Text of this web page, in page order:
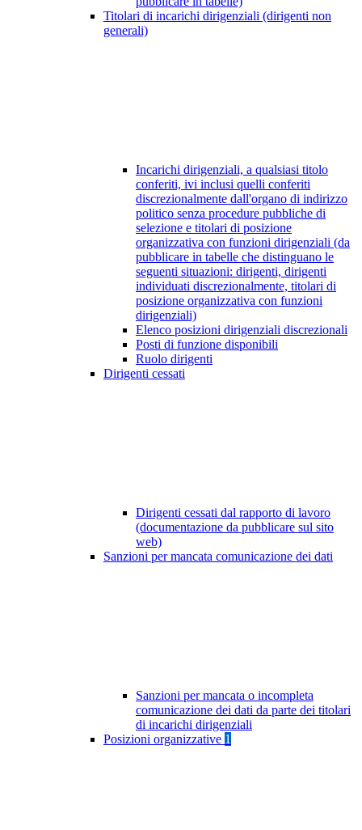
Titolari di incarichi dirigenziali (dirigenti non
generali)
Incarichi dirigenziali, a qualsiasi titolo
conferiti, ivi inclusi quelli conferiti
discrezionalmente dall'organo di indirizzo
politico senza procedure pubbliche di
selezione e titolari di posizione
organizzativa con funzioni dirigenziali (da
pubblicare in tabelle che distinguano le
seguenti situazioni: dirigenti, dirigenti
individuati discrezionalmente, titolari di
posizione organizzativa con funzioni
dirigenziali)
Elenco posizioni dirigenziali discrezionali
Posti di funzione disponibili
Ruolo dirigenti
Dirigenti cessati
Dirigenti cessati dal rapporto di lavoro
(documentazione da pubblicare sul sito
web)
Sanzioni per mancata comunicazione dei dati
Sanzioni per mancata o incompleta
comunicazione dei dati da parte dei titolari
di incarichi dirigenziali
Posizioni organizzative 1